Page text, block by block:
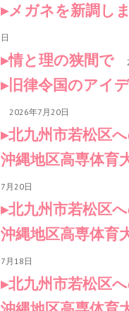
メガネを新調し
日
情と理の狭間で
旧律令国のアイ
2026年7月20日
北九州市若松区
沖縄地区高専体育
7月20日
北九州市若松区
沖縄地区高専体育
7月18日
北九州市若松区